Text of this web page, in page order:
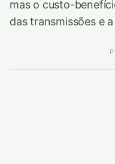
mas o custo-
das transmissões e